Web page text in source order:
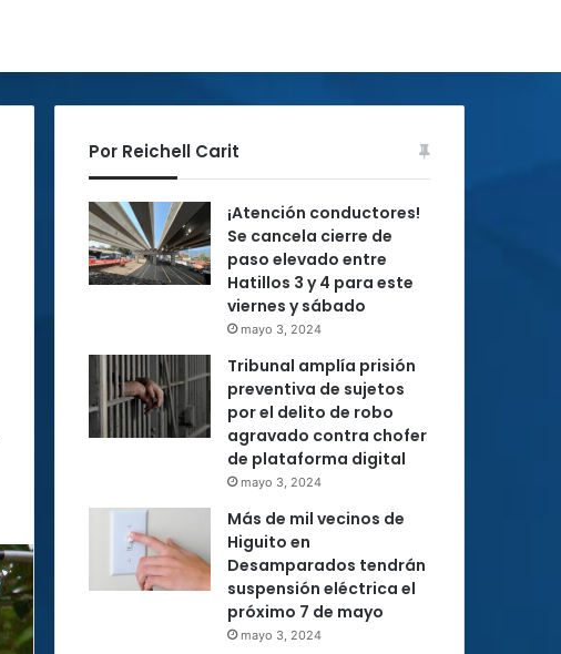
Por Reichell Carit
¡Atención conductores!
Se cancela cierre de
paso elevado entre
Hatillos 3 y 4 para este
viernes y sábado
mayo 3, 2024
Tribunal amplía prisión
preventiva de sujetos
por el delito de robo
agravado contra chofer
de plataforma digital
mayo 3, 2024
Más de mil vecinos de
Higuito en
Desamparados tendrán
suspensión eléctrica el
próximo 7 de mayo
mayo 3, 2024